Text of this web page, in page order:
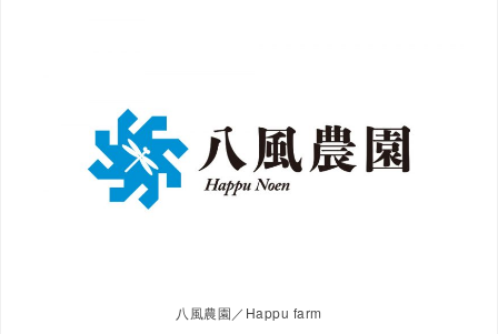
八風農園／Happu farm